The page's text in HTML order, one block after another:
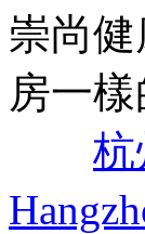
崇尚
房一
杭